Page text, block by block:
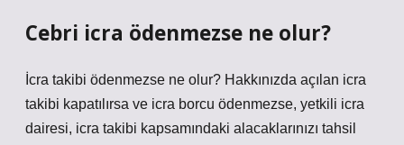
Cebri icra ödenmezse ne olur?
İcra takibi ödenmezse ne olur? Hakkınızda açılan icra
takibi kapatılırsa ve icra borcu ödenmezse, yetkili icra
dairesi, icra takibi kapsamındaki alacaklarınızı tahsil